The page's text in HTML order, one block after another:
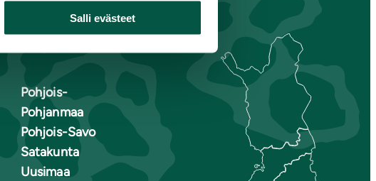
Salli evästeet
Pohjois-
Pohjanmaa
Pohjois-Savo
Satakunta
Uusimaa